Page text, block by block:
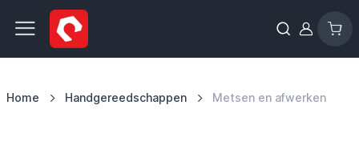
Ga naar de inhoud
Home Handgereedschappen Metsen en afwerken